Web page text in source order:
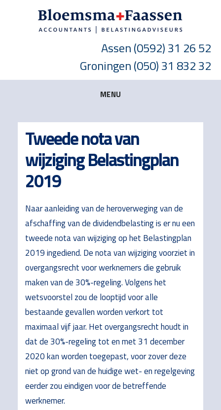
Assen(0592) 31 26 52
Groningen(050) 31 832 32
MENU
Tweede nota van
wijziging Belastingplan
2019
Naar aanleiding van de heroverweging van de
afschaffing van de dividendbelasting is er nu een
tweede nota van wijziging op het Belastingplan
2019 ingediend. De nota van wijziging voorziet in
overgangsrecht voor werknemers die gebruik
maken van de 30%-regeling. Volgens het
wetsvoorstel zou de looptijd voor alle
bestaande gevallen worden verkort tot
maximaal vijf jaar. Het overgangsrecht houdt in
dat de 30%-regeling tot en met 31 december
2020 kan worden toegepast, voor zover deze
niet op grond van de huidige wet- en regelgeving
eerder zou eindigen voor de betreffende
werknemer.